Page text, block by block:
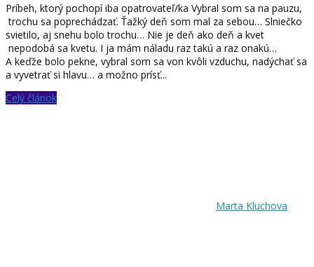
Príbeh, ktorý pochopí iba opatrovateľ/ka Vybral som sa na pauzu,
trochu sa poprechádzať. Ťažký deň som mal za sebou… Slniečko
svietilo, aj snehu bolo trochu… Nie je deň ako deň a kvet
nepodobá sa kvetu. I ja mám náladu raz takú a raz onakú…
A keďže bolo pekne, vybral som sa von kvôli vzduchu, nadýchať sa
a vyvetrať si hlavu… a možno prísť...
Celý článok
Marta Kluchova